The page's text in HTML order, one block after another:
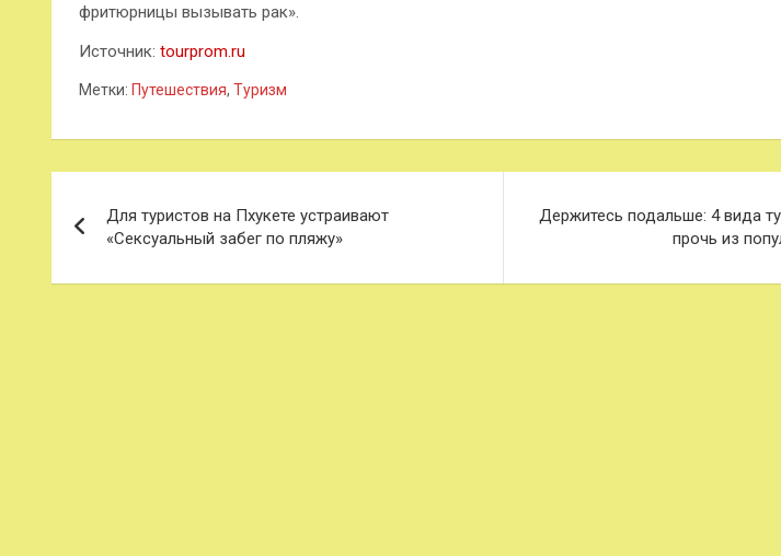
фритюрницы вызывать рак».
Источник: tourprom.ru
Метки: Путешествия, Туризм
по
записям
Для туристов на Пхукете устраивают
«Сексуальный забег по пляжу»
Держитесь подальше: 4 вида
прочь из